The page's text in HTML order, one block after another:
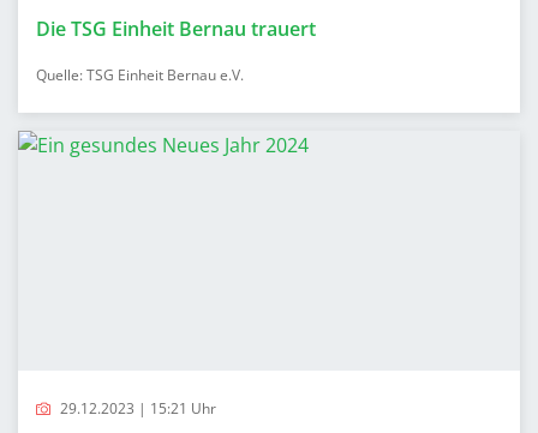
Die TSG Einheit Bernau trauert
Quelle: TSG Einheit Bernau e.V.
29.12.2023 | 15:21 Uhr